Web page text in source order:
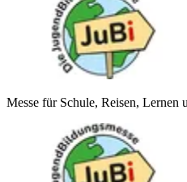
Messe für Schule, Reisen, Lernen